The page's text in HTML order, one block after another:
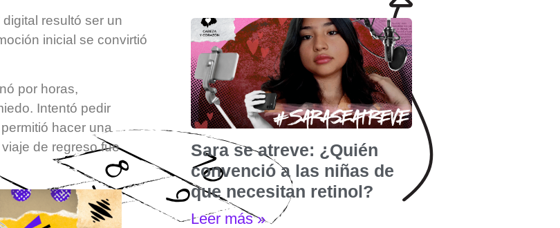
resultó ser un
inicial se convirtió
por horas,
Intentó pedir
hacer una
de regreso fue
Sara se atreve: ¿Quién
convenció a las niñas de
que necesitan retinol?
Leer más »